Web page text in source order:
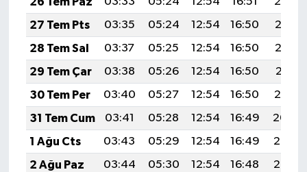
27 Tem Pts
03:35 05:24 12:54 16:50
20:13
28 Tem Sal
03:37 05:25 12:54 16:50
20:12
29 Tem Çar
03:38 05:26 12:54 16:50
20:11
30 Tem Per
03:40 05:27 12:54 16:50
20:10
31 Tem Cum
03:41 05:28 12:54 16:49
20:09
1 Ağu Cts
03:43 05:29 12:54 16:49
20:08
2 Ağu Paz
03:44 05:30 12:54 16:48
20:07